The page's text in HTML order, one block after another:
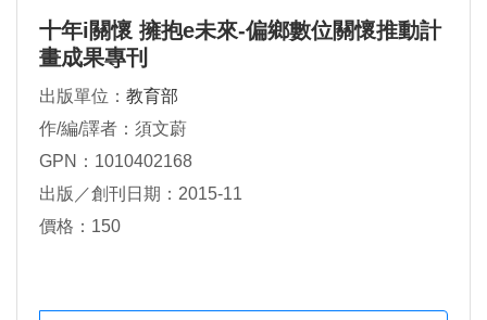
十年i關懷 擁抱e未來-偏鄉數位關懷推動計
畫成果專刊
出版單位： 教育部
作/編/譯者：須文蔚
GPN：1010402168
出版／創刊日期：2015-11
價格：150